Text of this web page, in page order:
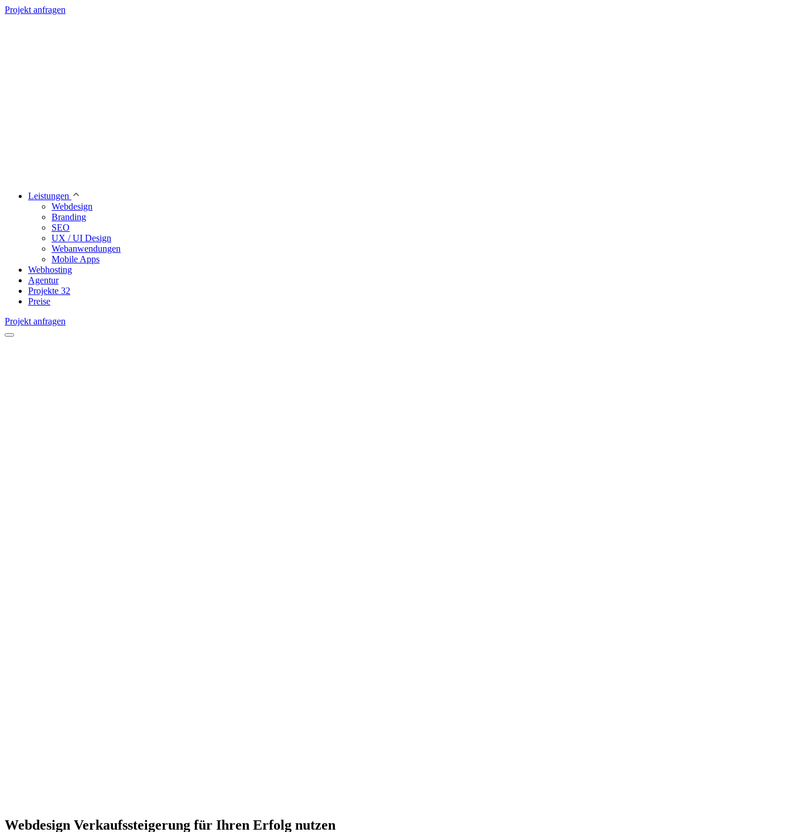
Projekt anfragen
Leistungen
Webdesign
Branding
SEO
UX / UI Design
Webanwendungen
Mobile Apps
Webhosting
Agentur
Projekte 32
Preise
Projekt anfragen
open
Webdesign Verkaufssteigerung für Ihren Erfolg nutzen